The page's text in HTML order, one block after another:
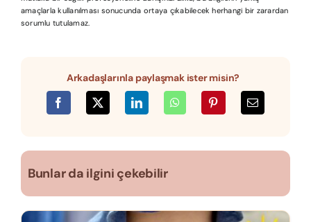
amaçlarla kullanılması sonucunda ortaya çıkabilecek herhangi bir zarardan
sorumlu tutulamaz.
Arkadaşlarınla paylaşmak ister misin?
Bunlar da ilgini çekebilir